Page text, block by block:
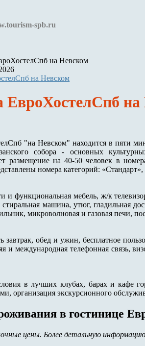
spb.ru
на Невском
ЕвроХостелСпб
"на Невском" находится в пяти
собора - основных
размещение на 40-50 человек в
номера категорий:
и функциональная мебель, ж/к
машина, утюг, гладильная
микроволновая и газовая печи,
завтрак, обед и ужин, бесплатное
и международная телефонная связь,
в лучших клубах, барах и кафе
организация экскурсионного
в гостинице
цены. Более детальную